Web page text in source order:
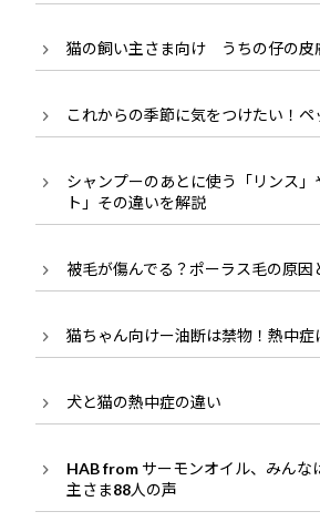
猫の飼い主さま向け うちの仔の皮
これからの季節に気をつけたい！
シャンプーのあとに使う「リンス」
ト」その違いを解説
被毛が傷んでる？ポーラス毛の原因
猫ちゃん向けー油断は禁物！熱中症
犬と猫の熱中症の違い
HAB from サーモンオイル、みんな
主さま88人の声